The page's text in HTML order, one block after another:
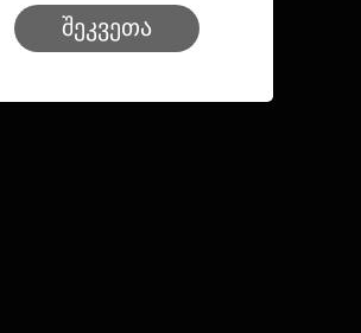
შეკვეთა